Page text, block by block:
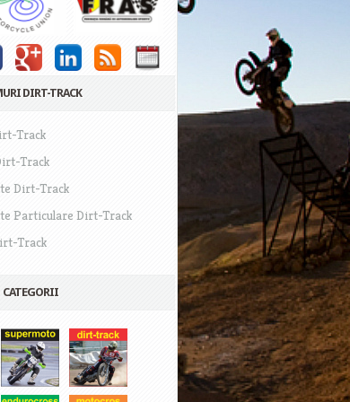
DIRT-TRACK
Track
Track
Dirt-Track
Particulare Dirt-Track
Track
CATEGORII